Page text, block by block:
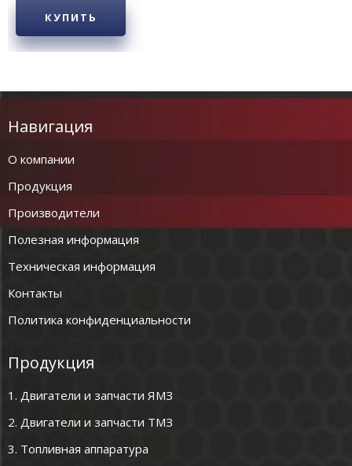
КУПИТЬ
Навигация
О компании
Продукция
Производители
Полезная информация
Техническая информация
Контакты
Политика конфиденциальности
Продукция
1. Двигатели и запчасти ЯМЗ
2. Двигатели и запчасти ТМЗ
3. Топливная аппаратура